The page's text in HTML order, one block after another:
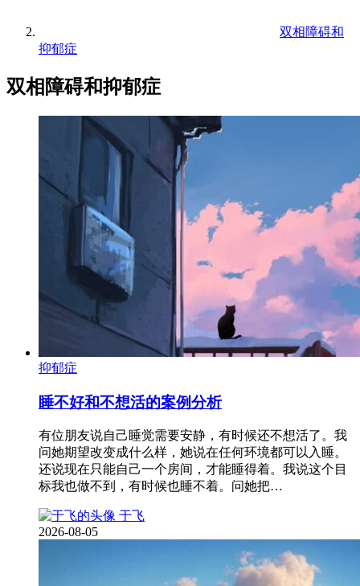
双相障碍和
抑郁症
双相障碍和抑郁症
抑郁症
睡不好和不想活的案例分析
有位朋友说自己睡觉需要安静，有时候还不想活了。我
问她期望改变成什么样，她说在任何环境都可以入睡。
还说现在只能自己一个房间，才能睡得着。我说这个目
标我也做不到，有时候也睡不着。问她把…
于飞
2026-08-05